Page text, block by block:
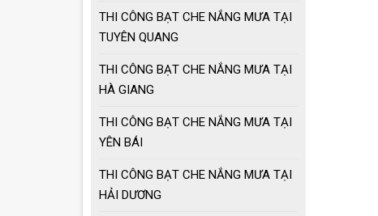
THI CÔNG BẠT CHE NẮNG MƯA TẠI
TUYÊN QUANG
THI CÔNG BẠT CHE NẮNG MƯA TẠI
HÀ GIANG
THI CÔNG BẠT CHE NẮNG MƯA TẠI
YÊN BÁI
THI CÔNG BẠT CHE NẮNG MƯA TẠI
HẢI DƯƠNG